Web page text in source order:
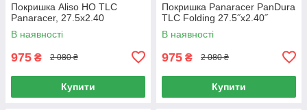
Покришка Aliso HO TLC
Panaracer, 27.5x2.40
В наявності
975 ₴ 2 080 ₴
Купити
Покришка Panaracer PanDura
TLC Folding 27.5˝x2.40˝
В наявності
975 ₴ 2 080 ₴
Купити